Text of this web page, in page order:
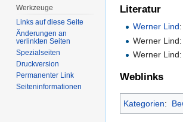
Literatur
Werner Lind
Werner
Werner
Weblinks
Kategorien:
Werkzeuge
Links auf diese Seite
Änderungen an
verlinkten Seiten
Spezialseiten
Druckversion
Permanenter Link
Seiten­informationen